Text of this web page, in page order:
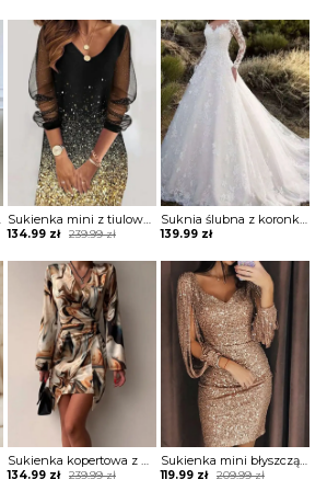
Sukienka mini z tiulowymi rękawami
239.99zł
Original
was:
239.99 zł.
134.99 zł
Current
is:
134.99 zł.
139.99 zł
239.99zł
Original
134.99 zł
Current
Sukienka mini błyszcząca z rękawami spaghetti
209.99zł
Original
119.99 zł
Current